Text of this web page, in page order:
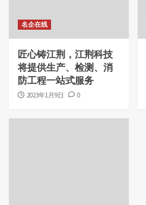
名企在线
匠心铸江荆，江荆科技
将提供生产、检测、消
防工程一站式服务
2023年1月9日 0